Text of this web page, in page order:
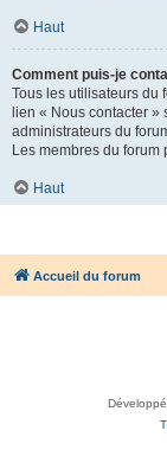
Haut
Comment puis-je
Tous les utilisateurs du
lien « Nous contacter
administrateurs du
Les membres du forum
Haut
Accueil du forum